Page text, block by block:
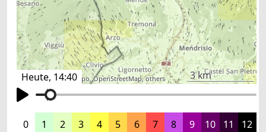
Heute, 14:40
©search.ch, swisstopo,OpenStreetMap,others 3 km
0 1 2 3 4 5 6 7 8 9 10 11 12